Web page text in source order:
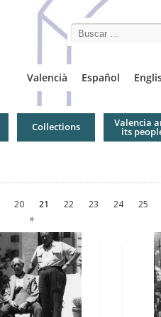
Search this site
Valencià Español
Collections Valencia
its
20 21 22 23 24 25
»